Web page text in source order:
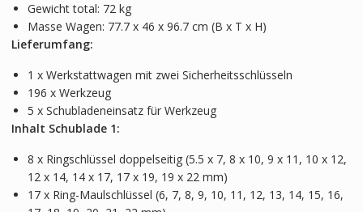
Gewicht total: 72 kg
Masse Wagen: 77.7 x 46 x 96.7 cm (B x T x H)
Lieferumfang:
1 x Werkstattwagen mit zwei Sicherheitsschlüsseln
196 x Werkzeug
5 x Schubladeneinsatz für Werkzeug
Inhalt Schublade 1:
8 x Ringschlüssel doppelseitig (5.5 x 7, 8 x 10, 9 x 11, 10 x 12,
12 x 14, 14 x 17, 17 x 19, 19 x 22 mm)
17 x Ring-Maulschlüssel (6, 7, 8, 9, 10, 11, 12, 13, 14, 15, 16,